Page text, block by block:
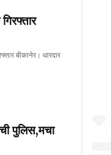
बीकानेर। धारदार
पुलिस,मचा